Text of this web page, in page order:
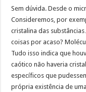
Sem dúvida. Desde o
Consideremos, por
cristalina das
coisas por acaso?
Tudo isso indica que
caótico não haveria
específicos que
própria existência de